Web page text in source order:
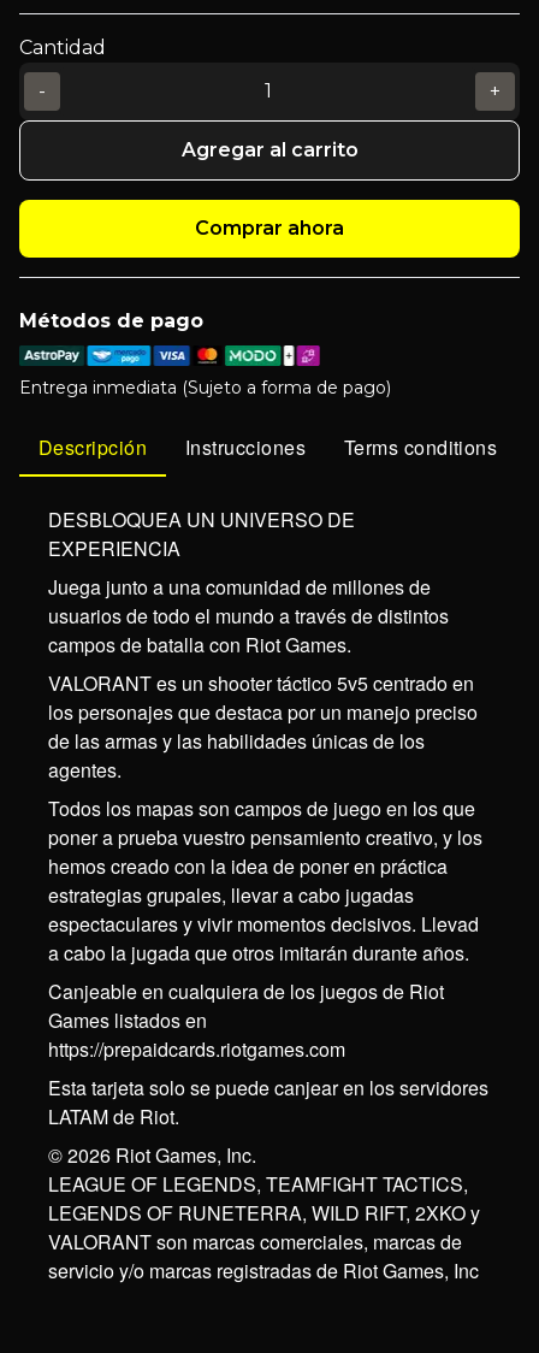
Cantidad
-
+
Agregar al carrito
Comprar ahora
Métodos de pago
Entrega inmediata (Sujeto a forma de pago)
Descripción Instrucciones Terms conditions
DESBLOQUEA UN UNIVERSO DE
EXPERIENCIA
Juega junto a una comunidad de millones de
usuarios de todo el mundo a través de distintos
campos de batalla con Riot Games.
VALORANT es un shooter táctico 5v5 centrado en
los personajes que destaca por un manejo preciso
de las armas y las habilidades únicas de los
agentes.
Todos los mapas son campos de juego en los que
poner a prueba vuestro pensamiento creativo, y los
hemos creado con la idea de poner en práctica
estrategias grupales, llevar a cabo jugadas
espectaculares y vivir momentos decisivos. Llevad
a cabo la jugada que otros imitarán durante años.
Canjeable en cualquiera de los juegos de Riot
Games listados en
https://prepaidcards.riotgames.com
Esta tarjeta solo se puede canjear en los servidores
LATAM de Riot.
© 2026 Riot Games, Inc.
LEAGUE OF LEGENDS, TEAMFIGHT TACTICS,
LEGENDS OF RUNETERRA, WILD RIFT, 2XKO y
VALORANT son marcas comerciales, marcas de
servicio y/o marcas registradas de Riot Games, Inc